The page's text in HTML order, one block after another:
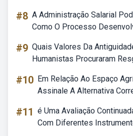
#8 A Administração Salarial
Como O Processo
#9 Quais Valores Da
Humanistas Procuraram
#10 Em Relação Ao Espaço
Assinale A Alternativa
#11 é Uma Avaliação
Com Diferentes